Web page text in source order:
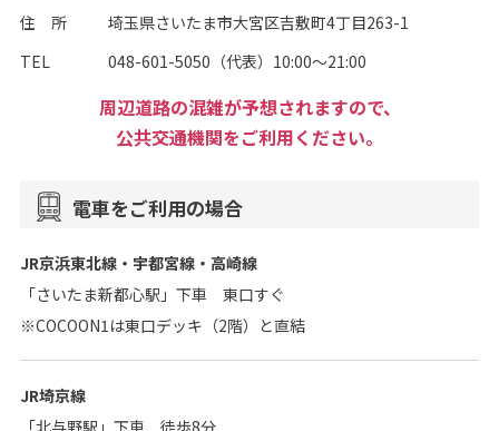
住 所
埼玉県さいたま市大宮区吉敷町4丁目263-1
TEL
048-601-5050（代表） 10:00～21:00
周辺道路の混雑が予想されますので、
公共交通機関をご利用ください。
電車をご利用の場合
JR京浜東北線・宇都宮線・高崎線
「さいたま新都心駅」下車 東口すぐ
※COCOON1は東口デッキ（2階）と直結
JR埼京線
「北与野駅」下車 徒歩8分